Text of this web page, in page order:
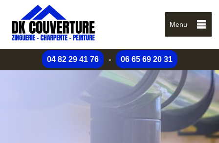
Menu
04 82 29 41 76 - 06 65 69 20 31